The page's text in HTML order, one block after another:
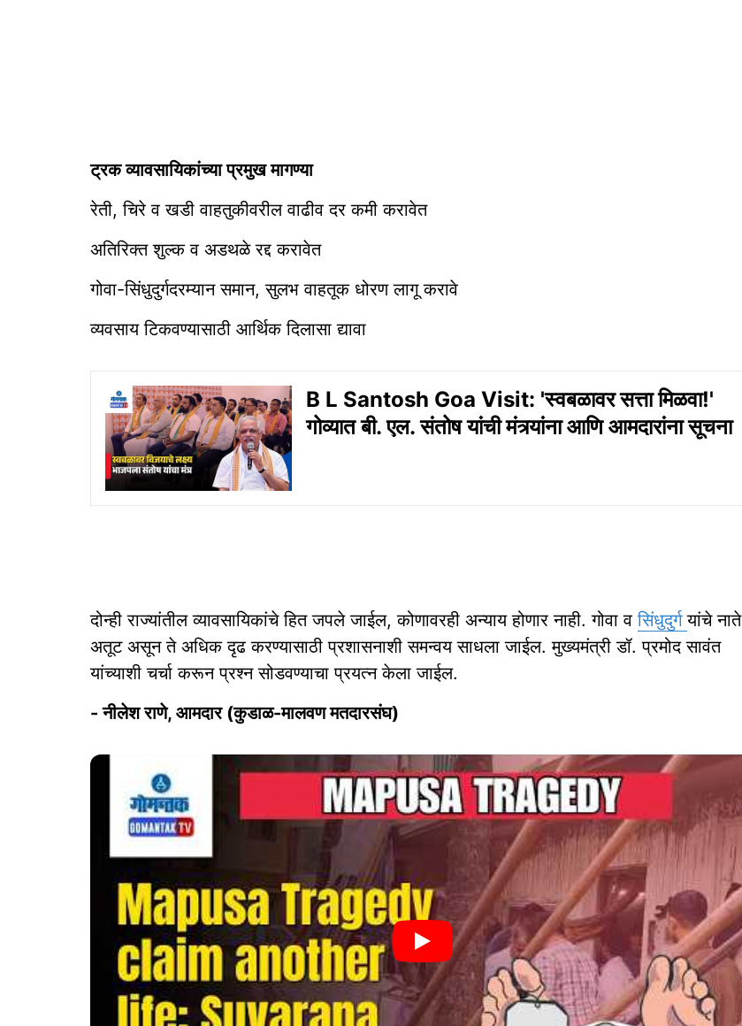
ट्रक व्यावसायिकांच्‍या प्रमुख मागण्‍या
रेती, चिरे व खडी वाहतुकीवरील वाढीव दर कमी करावेत
अतिरिक्त शुल्क व अडथळे रद्द करावेत
गोवा-सिंधुदुर्गदरम्यान समान, सुलभ वाहतूक धोरण लागू करावे
व्यवसाय टिकवण्यासाठी आर्थिक दिलासा द्यावा
B L Santosh Goa Visit: 'स्वबळावर सत्ता मिळवा!'
गोव्यात बी. एल. संतोष यांची मंत्र्यांना आणि आमदारांना सूचना
दोन्ही राज्यांतील व्यावसायिकांचे हित जपले जाईल, कोणावरही अन्याय होणार नाही. गोवा वसिंधुदुर्गयांचे नाते
अतूट असून ते अधिक दृढ करण्यासाठी प्रशासनाशी समन्वय साधला जाईल. मुख्यमंत्री डॉ. प्रमोद सावंत
यांच्याशी चर्चा करून प्रश्न सोडवण्याचा प्रयत्न केला जाईल.
- नीलेश राणे, आमदार (कुडाळ-मालवण मतदारसंघ)